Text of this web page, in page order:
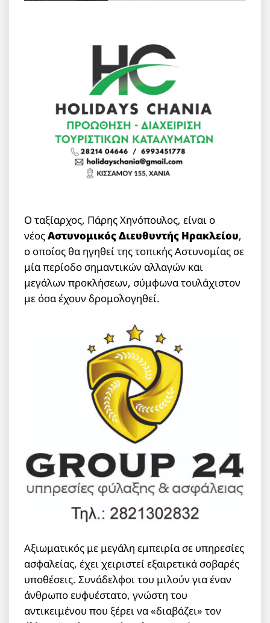
Ο ταξίαρχος, Πάρης Χηνόπουλος, είναι ο
νέοςΑστυνομικός Διευθυντής Ηρακλείου,
ο οποίος θα ηγηθεί της τοπικής Αστυνομίας σε
μία περίοδο σημαντικών αλλαγών και
μεγάλων προκλήσεων, σύμφωνα τουλάχιστον
με όσα έχουν δρομολογηθεί.
Αξιωματικός με μεγάλη εμπειρία σε υπηρεσίες
ασφαλείας, έχει χειριστεί εξαιρετικά σοβαρές
υποθέσεις. Συνάδελφοι του μιλούν για έναν
άνθρωπο ευφυέστατο, γνώστη του
αντικειμένου που ξέρει να «διαβάζει» τον